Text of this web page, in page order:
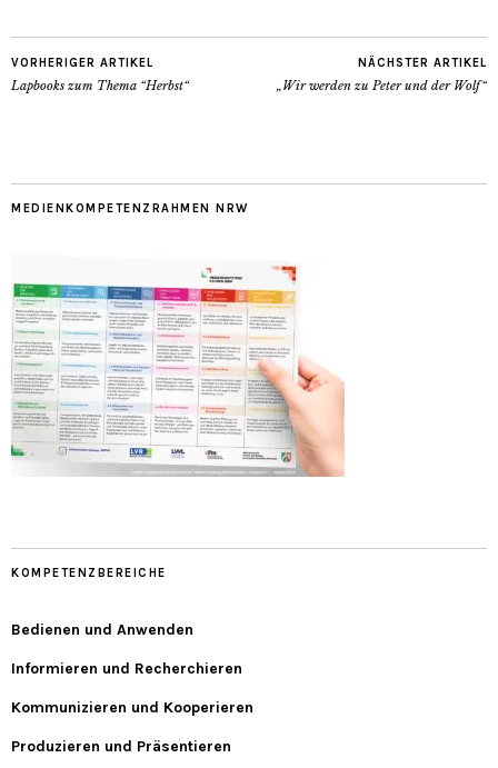
VORHERIGER ARTIKEL
Lapbooks zum Thema “Herbst“
NÄCHSTER ARTIKEL
„Wir werden zu Peter und der Wolf“
MEDIENKOMPETENZRAHMEN NRW
KOMPETENZBEREICHE
Bedienen und Anwenden
Informieren und Recherchieren
Kommunizieren und Kooperieren
Produzieren und Präsentieren